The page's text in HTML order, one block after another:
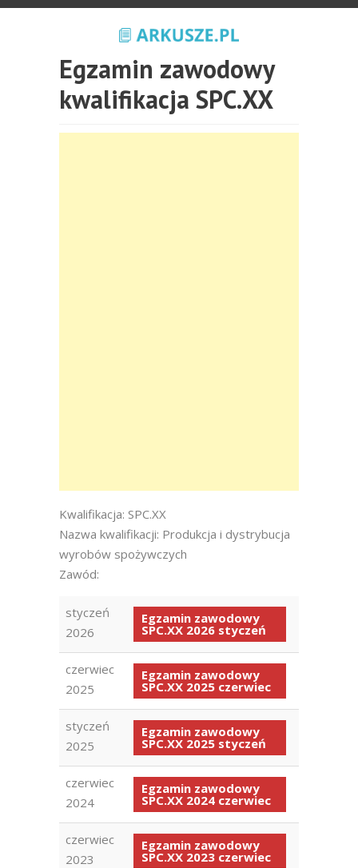
Egzamin zawodowy
kwalifikacja SPC.XX
Kwalifikacja: SPC.XX
Nazwa kwalifikacji: Produkcja i dystrybucja
wyrobów spożywczych
Zawód:
styczeń
2026
Egzamin zawodowy
SPC.XX 2026 styczeń
czerwiec
2025
Egzamin zawodowy
SPC.XX 2025 czerwiec
styczeń
2025
Egzamin zawodowy
SPC.XX 2025 styczeń
czerwiec
2024
Egzamin zawodowy
SPC.XX 2024 czerwiec
czerwiec
2023
Egzamin zawodowy
SPC.XX 2023 czerwiec